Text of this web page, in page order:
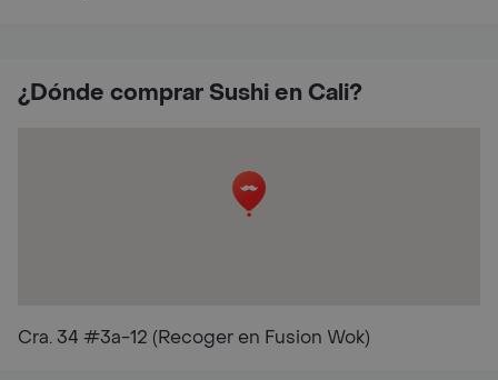
¿Dónde comprar Sushi en Cali?
Cra. 34 #3a-12 (Recoger en Fusion Wok)